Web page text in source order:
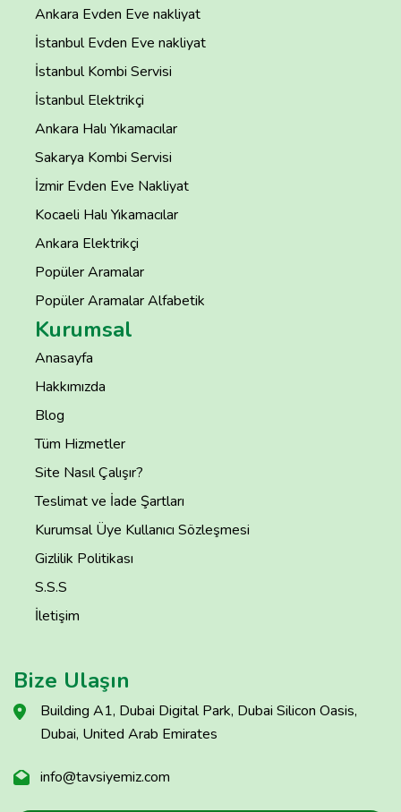
Ankara Evden Eve nakliyat
İstanbul Evden Eve nakliyat
İstanbul Kombi Servisi
İstanbul Elektrikçi
Ankara Halı Yıkamacılar
Sakarya Kombi Servisi
İzmir Evden Eve Nakliyat
Kocaeli Halı Yıkamacılar
Ankara Elektrikçi
Popüler Aramalar
Popüler Aramalar Alfabetik
Kurumsal
Anasayfa
Hakkımızda
Blog
Tüm Hizmetler
Site Nasıl Çalışır?
Teslimat ve İade Şartları
Kurumsal Üye Kullanıcı Sözleşmesi
Gizlilik Politikası
S.S.S
İletişim
Bize Ulaşın
Building A1, Dubai Digital Park, Dubai Silicon Oasis,
Dubai, United Arab Emirates
info@tavsiyemiz.com